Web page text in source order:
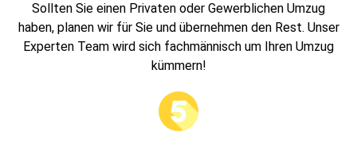
Sollten Sie einen Privaten oder Gewerblichen Umzug
haben, planen wir für Sie und übernehmen den Rest. Unser
Experten Team wird sich fachmännisch um Ihren Umzug
kümmern!